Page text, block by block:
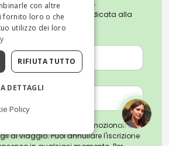
settimanale dedicata alla
tradizioni italiane.
di ricevere email promozionali su
di viaggio. Puoi annullare l'iscrizione
con altre
fornito loro o che
utilizzo dei loro
RIFIUTA TUTTO
DETTAGLI
Policy